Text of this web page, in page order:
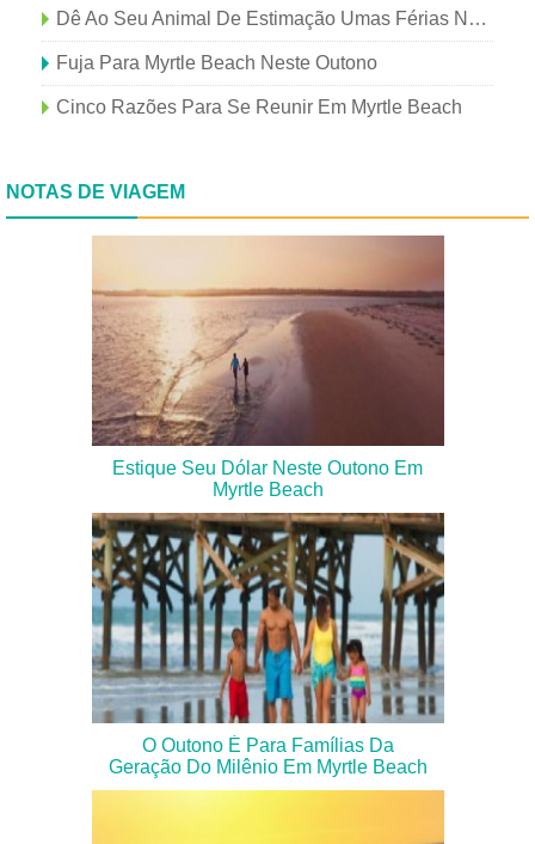
Dê Ao Seu Animal De Estimação Umas Férias Na Praia Em Myrtle Beach
Fuja Para Myrtle Beach Neste Outono
Cinco Razões Para Se Reunir Em Myrtle Beach
NOTAS DE VIAGEM
Estique Seu Dólar Neste Outono Em
Myrtle Beach
O Outono É Para Famílias Da
Geração Do Milênio Em Myrtle Beach